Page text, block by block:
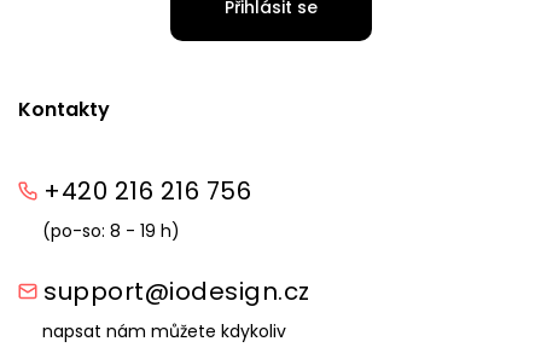
Kontakty
+420 216 216 756
(po-so: 8 - 19 h)
support@iodesign.cz
napsat nám můžete kdykoliv
Přihlásit se